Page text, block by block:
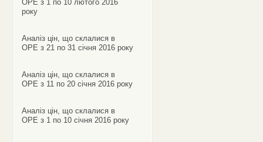
ОРЕ з 1 по 10 лютого 2016
року
Аналіз цін, що склалися в
ОРЕ з 21 по 31 січня 2016 року
Аналіз цін, що склалися в
ОРЕ з 11 по 20 січня 2016 року
Аналіз цін, що склалися в
ОРЕ з 1 по 10 січня 2016 року